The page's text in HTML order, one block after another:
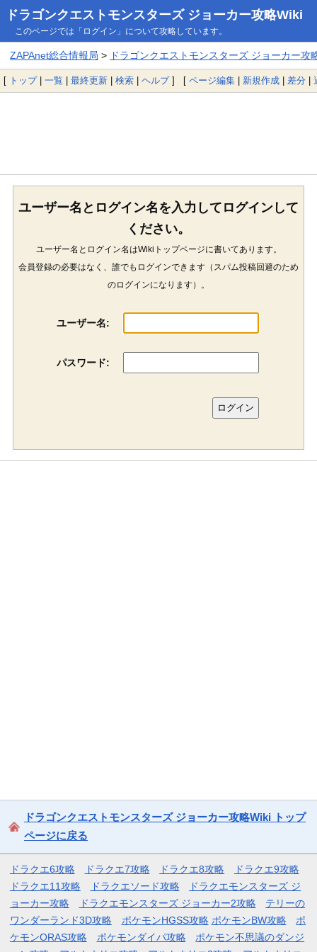
ドラゴンクエストモンスターズ ジョーカー攻略Wiki
このページでは「ログイン」について攻略しています。
ZAPAnet総合情報局 > ドラゴンクエストモンスターズ ジョーカー攻
[ トップ| 一覧 | 最終更新 | 検索 | ヘルプ] [ ページ編集 | 新規作成 | 差分 |
ユーザー名とログイン名を入力してログインして
ください。
ユーザー名とログイン名はWikiトップページに書いてあります。
会員登録の必要はなく、誰でもログインできます（スパム投稿回避のため
のログインになります）。
ユーザー名:
パスワード:
ドラゴンクエストモンスターズ ジョーカー攻略Wiki トップ
ページに戻る
ドラクエ6攻略 ドラクエ7攻略 ドラクエ8攻略
ドラクエ9攻略
ドラクエ11攻略
ドラクエソード攻略
ドラクエモンスターズ ジ
ョーカー攻略
ドラクエモンスターズ ジョーカー2攻略
テリーの
ワンダーランド3D攻略
ポケモンHGSS攻略 ポケモンBW攻略
ポ
ケモンORAS攻略
ポケモンダイパ攻略
ポケモン不思議のダンジ